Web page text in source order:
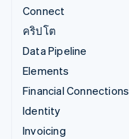
Connect
คริปโต
Data Pipeline
Elements
Financial Connections
Identity
Invoicing